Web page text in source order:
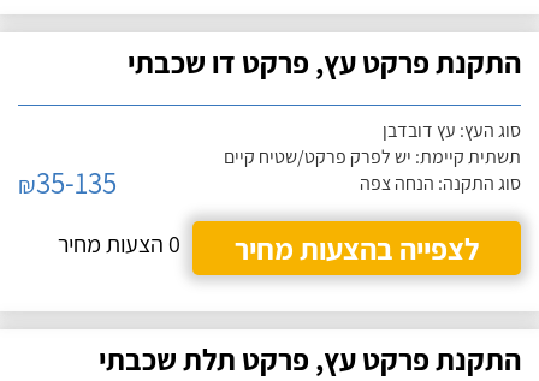
התקנת פרקט עץ, פרקט דו שכבתי
סוג העץ: עץ דובדבן
תשתית קיימת: יש לפרק פרקט/שטיח קיים
סוג התקנה: הנחה צפה
₪35-135
לצפייה בהצעות מחיר
0 הצעות מחיר
התקנת פרקט עץ, פרקט תלת שכבתי